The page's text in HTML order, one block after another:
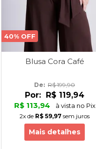
40% OFF
Blusa Cora Café
De: R$ 199,90
Por: R$ 119,94
R$ 113,94
à vista no Pix
2x de R$ 59,97 sem juros
Mais detalhes